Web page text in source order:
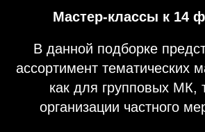
Мастер-классы к 14
В данной подборке
ассортимент тематических
как для групповых МК,
организации частного